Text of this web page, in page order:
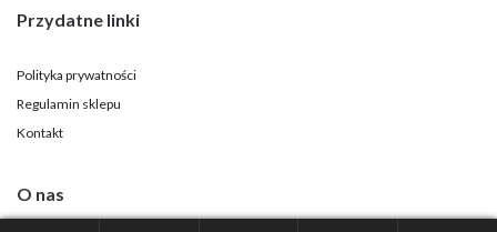
Przydatne linki
Polityka prywatności
Regulamin sklepu
Kontakt
O nas